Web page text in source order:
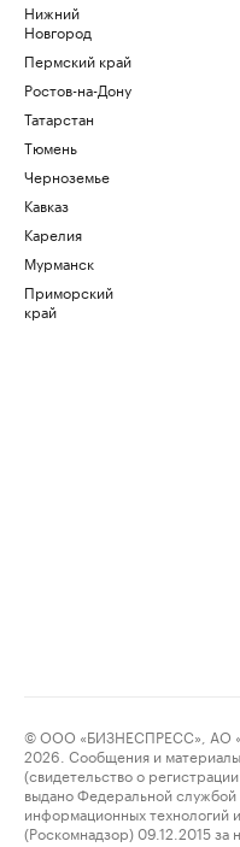
Нижний
Новгород
Пермский край
Ростов-на-Дону
Татарстан
Тюмень
Черноземье
Кавказ
Карелия
Мурманск
Приморский
край
© ООО «БИЗНЕСПРЕСС», АО
2026. Сообщения и
(свидетельство о
выдано Федеральной службой
информационных технологий
(Роскомнадзор) 09.12.2015